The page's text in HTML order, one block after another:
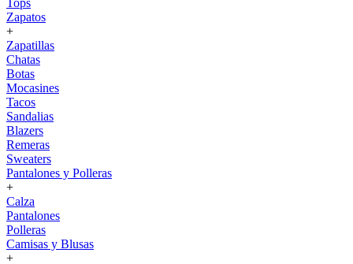
Tops
Zapatos
+
Zapatillas
Chatas
Botas
Mocasines
Tacos
Sandalias
Blazers
Remeras
Sweaters
Pantalones y Polleras
+
Calza
Pantalones
Polleras
Camisas y Blusas
+